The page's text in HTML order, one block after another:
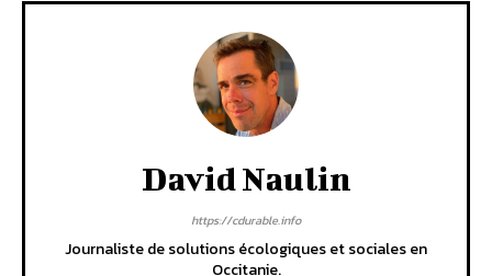
David Naulin
https://cdurable.info
Journaliste de solutions écologiques et sociales en
Occitanie.